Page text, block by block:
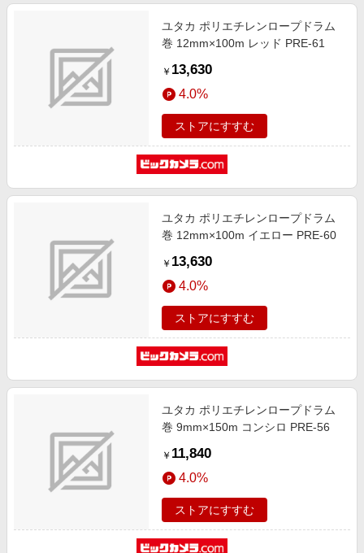
ユタカ ポリエチレンロープドラム
巻 12mm×100m レッド PRE-61
￥ 13,630
4.0%
ストアにすすむ
ユタカ ポリエチレンロープドラム
巻 12mm×100m イエロー PRE-60
￥ 13,630
4.0%
ストアにすすむ
ユタカ ポリエチレンロープドラム
巻 9mm×150m コンシロ PRE-56
￥ 11,840
4.0%
ストアにすすむ